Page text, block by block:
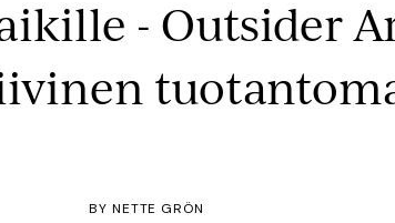
- Outsider
BY NETTE GRÖN